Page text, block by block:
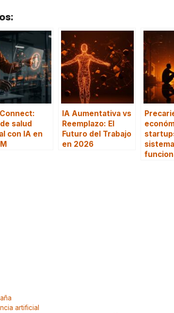
salud
con IA en
IA Aumentativa vs
Reemplazo: El
Futuro del Trabajo
en 2026
artificial